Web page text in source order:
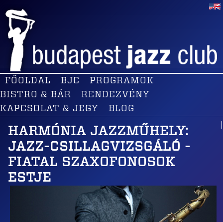
FŐOLDAL BJC
PROGRAMOK
BISTRO & BÁR
RENDEZVÉNY
KAPCSOLAT & JEGY
BLOG
HARMÓNIA JAZZMŰHELY:
JAZZ-CSILLAGVIZSGÁLÓ -
FIATAL SZAXOFONOSOK
ESTJE